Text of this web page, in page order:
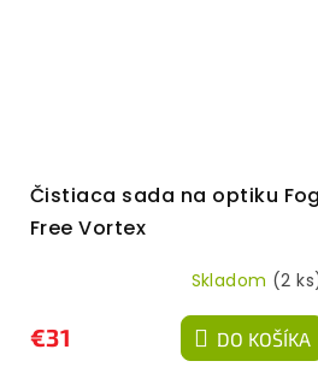
Čistiaca sada na optiku Fog
Free Vortex
Skladom (2
€31 DO KOŠÍKA